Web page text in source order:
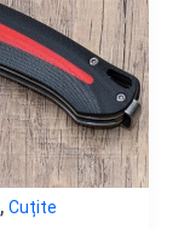
, Cuțite